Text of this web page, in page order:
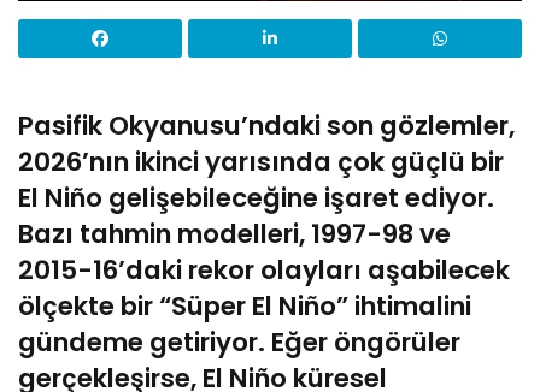
Pasifik Okyanusu’ndaki son gözlemler,
2026’nın ikinci yarısında çok güçlü bir
El Niño gelişebileceğine işaret ediyor.
Bazı tahmin modelleri, 1997-98 ve
2015-16’daki rekor olayları aşabilecek
ölçekte bir “Süper El Niño” ihtimalini
gündeme getiriyor. Eğer öngörüler
gerçekleşirse, El Niño küresel